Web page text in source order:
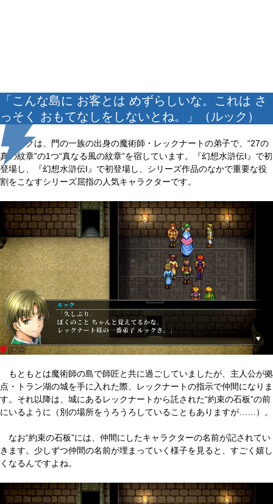
「こんな島に お客とは めずらしいな。これは さ
っそく おもてなしをしないとね。」（ルック）
ルックは、門の一族の出身の魔術師・レックナートの弟子で、“27の
真の紋章”の1つ“真なる風の紋章”を宿しています。『幻想水滸伝I』で初
登場し、『幻想水滸伝I』で初登場し、シリーズ作品のなかで重要な役
割をこなすシリーズ屈指の人気キャラクターです。
もともとは魔術師の島で師匠と共に過ごしていましたが、主人公が拠
点・トラン湖の城を手に入れた際、レックナートの指示で仲間になりま
す。それ以降は、城にあるレックナートから託された“約束の石板”の前
にいるように（別の場所をうろうろしていることもありますが……）。
なお“約束の石板”には、仲間にしたキャラクターの名前が記されてい
きます。少しずつ仲間の名前が埋まっていく様子を見ると、すごく嬉し
くなるんですよね。